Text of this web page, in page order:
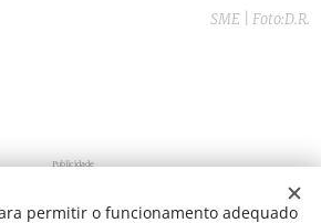
SME | Foto:D.R.
Publicidade
permitir o funcionamento adequado